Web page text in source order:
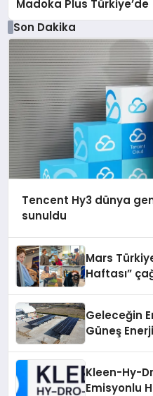
Madoka Plus Türkiye’de
Son Dakika
Tencent Hy3 dünya
sunuldu
Mars
Haftası”
Geleceğin
Güneş
Kleen-Hy-
Emisyonlu